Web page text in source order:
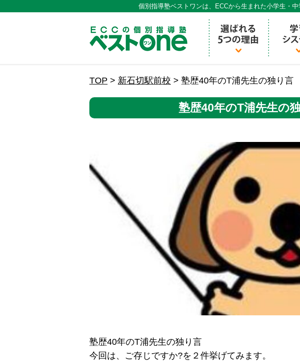
個別指導塾ベストワンは、ECCから生まれた小学生・
ECCの個別指導ECCベスト
TOP > 新石切駅前校 > 塾歴40年のT浦先生の独り言
塾歴40年のT浦先生の
塾歴40年のT浦先生の独り言
今回は、ご存じですか?を２件挙げてみます。